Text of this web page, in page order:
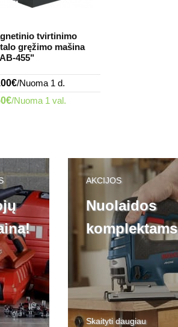
tvirtinimo
gręžimo mašina
455"
/Nuoma 1 d.
/Nuoma 1 val.
AKCIJOS
Nuolaidos
komplektams
Skaityti daugiau